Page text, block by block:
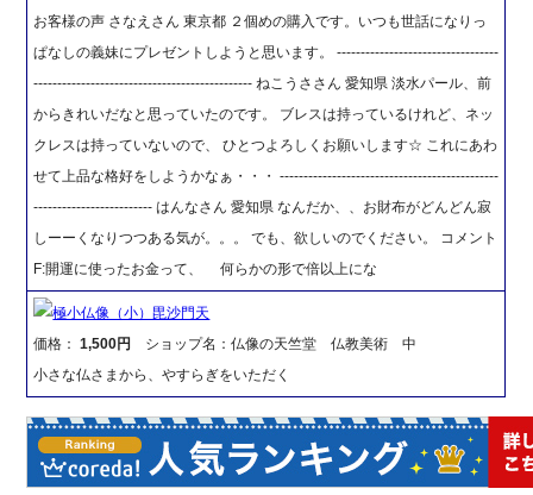
お客様の声 さなえさん 東京都 ２個めの購入です。いつも世話になりっ
ぱなしの義妹にプレゼントしようと思います。 ----------------------------------
---------------------------------------------- ねこうささん 愛知県 淡水パール、前
からきれいだなと思っていたのです。 ブレスは持っているけれど、ネッ
クレスは持っていないので、 ひとつよろしくお願いします☆ これにあわ
せて上品な格好をしようかなぁ・・・ ----------------------------------------------
------------------------- はんなさん 愛知県 なんだか、、お財布がどんどん寂
しーーくなりつつある気が。。。 でも、欲しいのでください。 コメント
F:開運に使ったお金って、 何らかの形で倍以上にな
極小仏像（小）毘沙門天
価格：1,500円
ショップ名：仏像の天竺堂 仏教美術 中
小さな仏さまから、やすらぎをいただく